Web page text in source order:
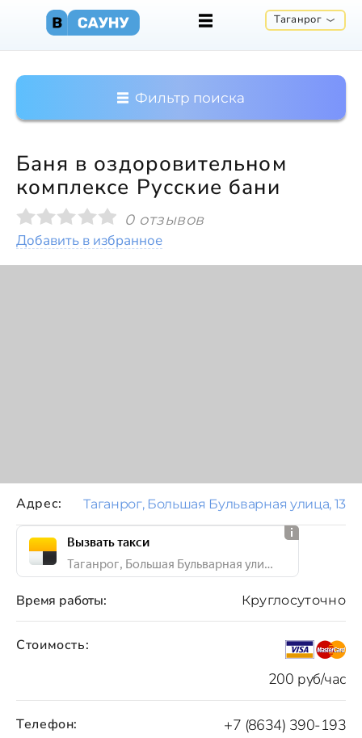
Таганрог
Фильтр поиска
Баня в оздоровительном
комплексе Русские бани
0 отзывов
Добавить в избранное
Стоимость:
200 руб/час
Время работы: Круглосуточно
Телефон: +7 (8634) 390-193
Адрес: Таганрог, Большая Бульварная улица, 13
Вызвать такси
Таганрог, Большая Бульварная улица, 13